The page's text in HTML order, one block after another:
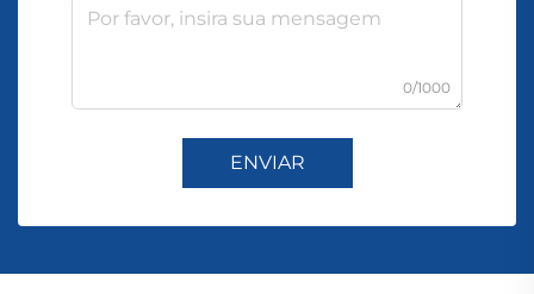
0/1000
ENVIAR